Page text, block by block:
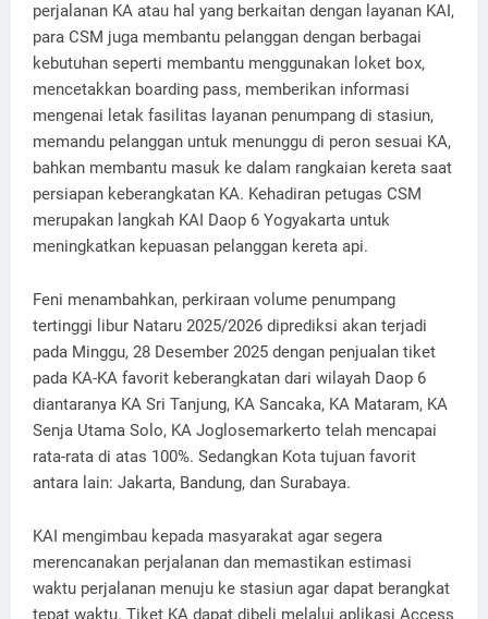
perjalanan KA atau hal yang berkaitan dengan layanan KAI,
para CSM juga membantu pelanggan dengan berbagai
kebutuhan seperti membantu menggunakan loket box,
mencetakkan boarding pass, memberikan informasi
mengenai letak fasilitas layanan penumpang di stasiun,
memandu pelanggan untuk menunggu di peron sesuai KA,
bahkan membantu masuk ke dalam rangkaian kereta saat
persiapan keberangkatan KA. Kehadiran petugas CSM
merupakan langkah KAI Daop 6 Yogyakarta untuk
meningkatkan kepuasan pelanggan kereta api.
Feni menambahkan, perkiraan volume penumpang
tertinggi libur Nataru 2025/2026 diprediksi akan terjadi
pada Minggu, 28 Desember 2025 dengan penjualan tiket
pada KA-KA favorit keberangkatan dari wilayah Daop 6
diantaranya KA Sri Tanjung, KA Sancaka, KA Mataram, KA
Senja Utama Solo, KA Joglosemarkerto telah mencapai
rata-rata di atas 100%. Sedangkan Kota tujuan favorit
antara lain: Jakarta, Bandung, dan Surabaya.
KAI mengimbau kepada masyarakat agar segera
merencanakan perjalanan dan memastikan estimasi
waktu perjalanan menuju ke stasiun agar dapat berangkat
tepat waktu. Tiket KA dapat dibeli melalui aplikasi Access